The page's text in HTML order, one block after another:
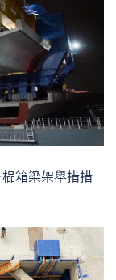
箱梁架舉措措